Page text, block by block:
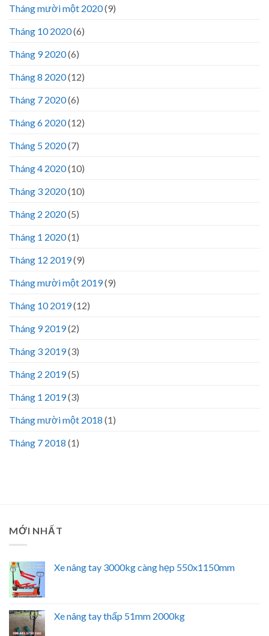
Tháng mười một 2020(9)
Tháng 10 2020(6)
Tháng 9 2020(6)
Tháng 8 2020(12)
Tháng 7 2020(6)
Tháng 6 2020(12)
Tháng 5 2020(7)
Tháng 4 2020(10)
Tháng 3 2020(10)
Tháng 2 2020(5)
Tháng 1 2020(1)
Tháng 12 2019(9)
Tháng mười một 2019(9)
Tháng 10 2019(12)
Tháng 9 2019(2)
Tháng 3 2019(3)
Tháng 2 2019(5)
Tháng 1 2019(3)
Tháng mười một 2018 (1)
Tháng 7 2018 (1)
MỚI NHẤT
Xe nâng tay 3000kg càng hẹp 550x1150mm
Xe nâng tay thấp 51mm 2000kg